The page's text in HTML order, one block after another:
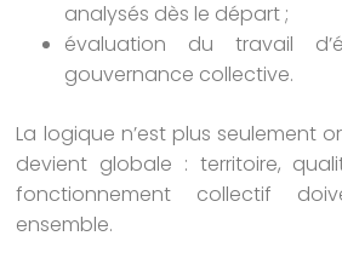
analysés dès le départ ;
évaluation du travail
gouvernance collective.
La logique n’est plus seulement
devient globale : territoire,
fonctionnement collectif
ensemble.